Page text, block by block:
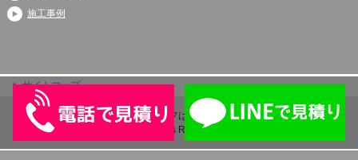
施工事例
サイトマップ
Copyright (C) 2026 アシストライフは伊奈町、上尾市、蓮田市で大人気
All Rights Reserved.